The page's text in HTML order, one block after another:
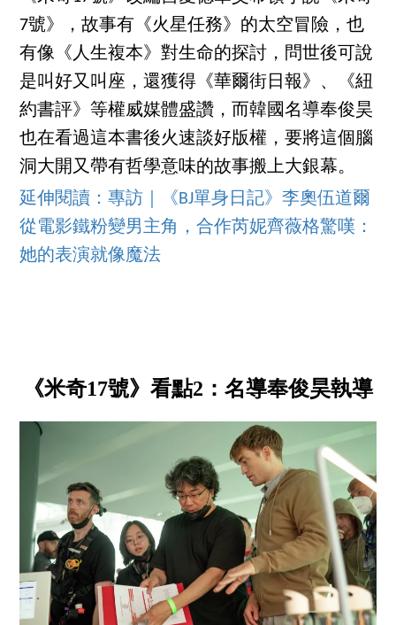
7號》，故事有《火星任務》的太空冒險，也
有像《人生複本》對生命的探討，問世後可說
是叫好又叫座，還獲得《華爾街日報》、《紐
約書評》等權威媒體盛讚，而韓國名導奉俊昊
也在看過這本書後火速談好版權，要將這個腦
洞大開又帶有哲學意味的故事搬上大銀幕。
延伸閱讀：專訪｜《BJ單身日記》李奧伍道爾
從電影鐵粉變男主角，合作芮妮齊薇格驚嘆：
她的表演就像魔法
《米奇17號》看點2：名導奉俊昊執導